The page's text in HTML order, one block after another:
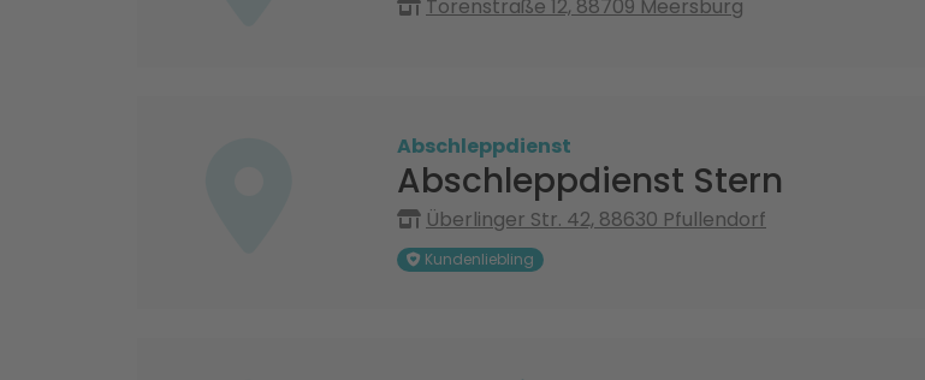
Torenstraße 12, 88709 Meersburg
Abschleppdienst
Abschleppdienst Stern
Überlinger Str. 42, 88630 Pfullendorf
Kundenliebling